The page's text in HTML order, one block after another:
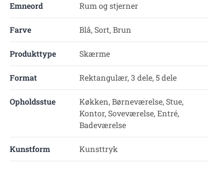
Emneord Rum og stjerner
Farve Blå, Sort, Brun
Produkttype Skærme
Format Rektangulær, 3 dele, 5 dele
Opholdsstue
Køkken, Børneværelse, Stue,
Kontor, Soveværelse, Entré,
Badeværelse
Kunstform Kunsttryk